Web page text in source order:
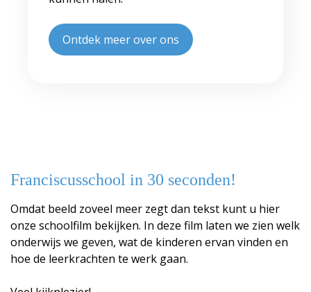
Ontdek meer over ons
Franciscusschool in 30 seconden!
Omdat beeld zoveel meer zegt dan tekst kunt u hier
onze schoolfilm bekijken. In deze film laten we zien welk
onderwijs we geven, wat de kinderen ervan vinden en
hoe de leerkrachten te werk gaan.